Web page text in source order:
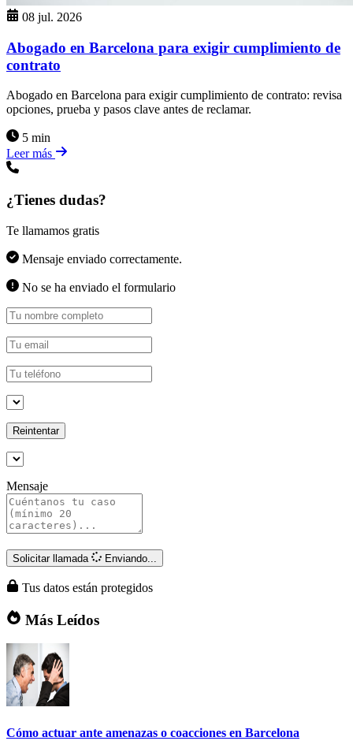
08 jul. 2026
Abogado en Barcelona para exigir cumplimiento de
contrato
Abogado en Barcelona para exigir cumplimiento de contrato: revisa
opciones, prueba y pasos clave antes de reclamar.
5 min
Leer más
¿Tienes dudas?
Te llamamos gratis
Mensaje enviado correctamente.
No se ha enviado el formulario
Reintentar
Mensaje
Solicitar llamada Enviando...
Tus datos están protegidos
Más Leídos
Cómo actuar ante amenazas o coacciones en Barcelona